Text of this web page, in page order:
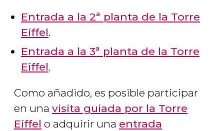
Entrada a la 2ª planta de la Torre
Eiffel.
Entrada a la 3ª planta de la Torre
Eiffel.
Como añadido, es posible participar
en una visita guiada por la Torre
Eiffel o adquirir una entrada